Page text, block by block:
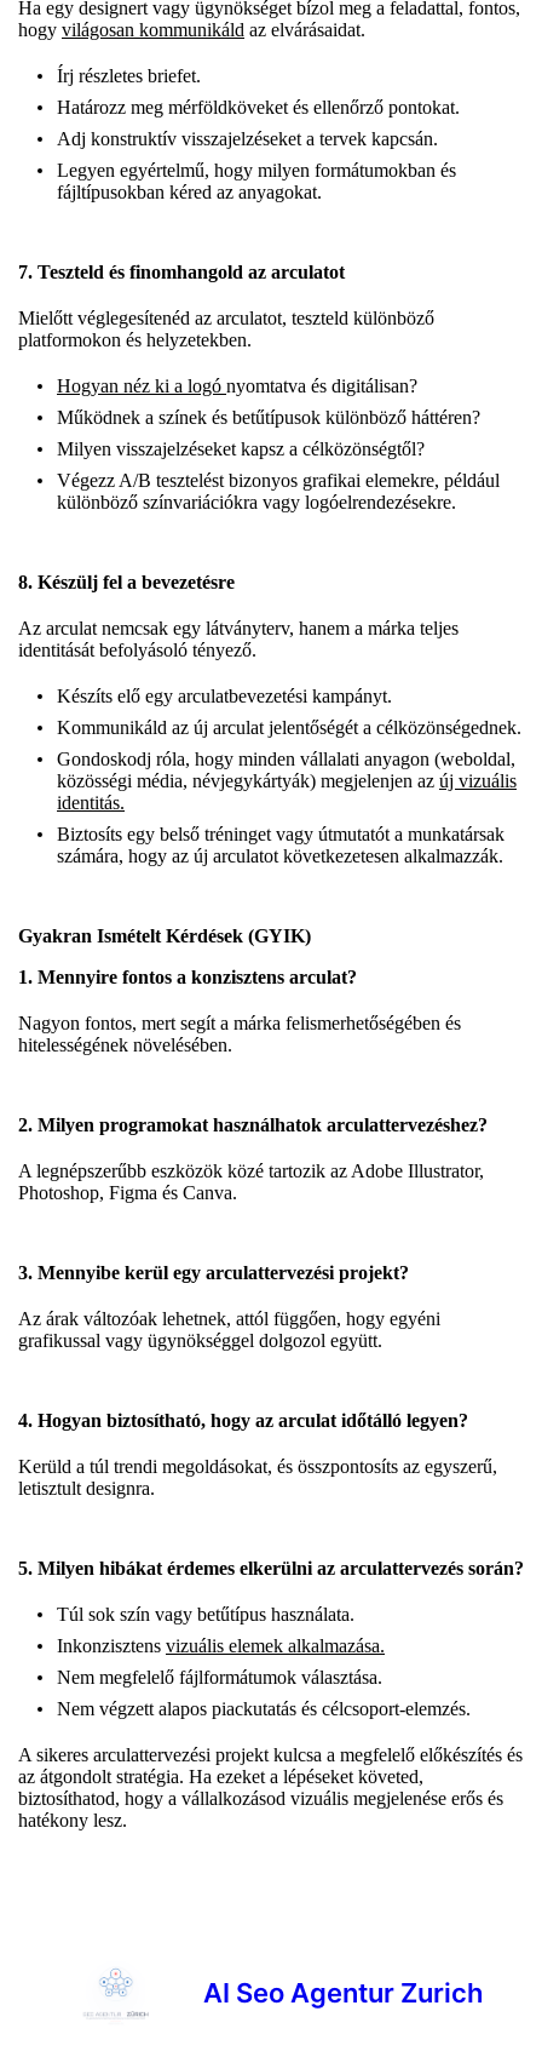
Ha egy designert vagy ügynökséget bízol meg a feladattal, fontos,
hogy világosan kommunikáld az elvárásaidat.
Írj részletes briefet.
Határozz meg mérföldköveket és ellenőrző pontokat.
Adj konstruktív visszajelzéseket a tervek kapcsán.
Legyen egyértelmű, hogy milyen formátumokban és
fájltípusokban kéred az anyagokat.
7. Teszteld és finomhangold az arculatot
Mielőtt véglegesítenéd az arculatot, teszteld különböző
platformokon és helyzetekben.
Hogyan néz ki a logó nyomtatva és digitálisan?
Működnek a színek és betűtípusok különböző háttéren?
Milyen visszajelzéseket kapsz a célközönségtől?
Végezz A/B tesztelést bizonyos grafikai elemekre, például
különböző színvariációkra vagy logóelrendezésekre.
8. Készülj fel a bevezetésre
Az arculat nemcsak egy látványterv, hanem a márka teljes
identitását befolyásoló tényező.
Készíts elő egy arculatbevezetési kampányt.
Kommunikáld az új arculat jelentőségét a célközönségednek.
Gondoskodj róla, hogy minden vállalati anyagon (weboldal,
közösségi média, névjegykártyák) megjelenjen az új vizuális
identitás.
Biztosíts egy belső tréninget vagy útmutatót a munkatársak
számára, hogy az új arculatot következetesen alkalmazzák.
Gyakran Ismételt Kérdések (GYIK)
1. Mennyire fontos a konzisztens arculat?
Nagyon fontos, mert segít a márka felismerhetőségében és
hitelességének növelésében.
2. Milyen programokat használhatok arculattervezéshez?
A legnépszerűbb eszközök közé tartozik az Adobe Illustrator,
Photoshop, Figma és Canva.
3. Mennyibe kerül egy arculattervezési projekt?
Az árak változóak lehetnek, attól függően, hogy egyéni
grafikussal vagy ügynökséggel dolgozol együtt.
4. Hogyan biztosítható, hogy az arculat időtálló legyen?
Kerüld a túl trendi megoldásokat, és összpontosíts az egyszerű,
letisztult designra.
5. Milyen hibákat érdemes elkerülni az arculattervezés során?
Túl sok szín vagy betűtípus használata.
Inkonzisztens vizuális elemek alkalmazása.
Nem megfelelő fájlformátumok választása.
Nem végzett alapos piackutatás és célcsoport-elemzés.
A sikeres arculattervezési projekt kulcsa a megfelelő előkészítés és
az átgondolt stratégia. Ha ezeket a lépéseket követed,
biztosíthatod, hogy a vállalkozásod vizuális megjelenése erős és
hatékony lesz.
AI Seo Agentur Zurich